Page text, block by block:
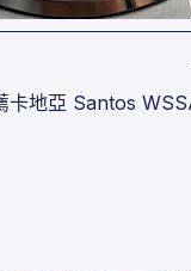
卡地亞 Santos